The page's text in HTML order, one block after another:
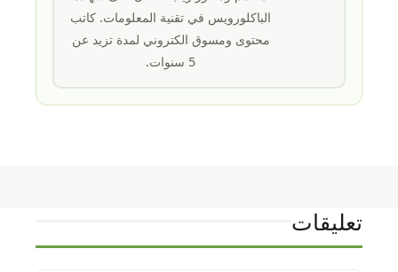
الباكلورويس في تقنية المعلومات. كاتب
محتوى ومسوق الكتروني لمدة تزيد عن
5 سنوات.
تعليقات